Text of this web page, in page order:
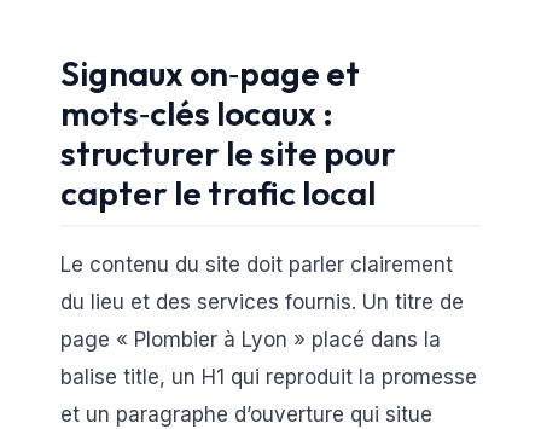
Signaux on‑page et
mots‑clés locaux :
structurer le site pour
capter le trafic local
Le contenu du site doit parler clairement
du lieu et des services fournis. Un titre de
page « Plombier à Lyon » placé dans la
balise title, un H1 qui reproduit la promesse
et un paragraphe d’ouverture qui situe